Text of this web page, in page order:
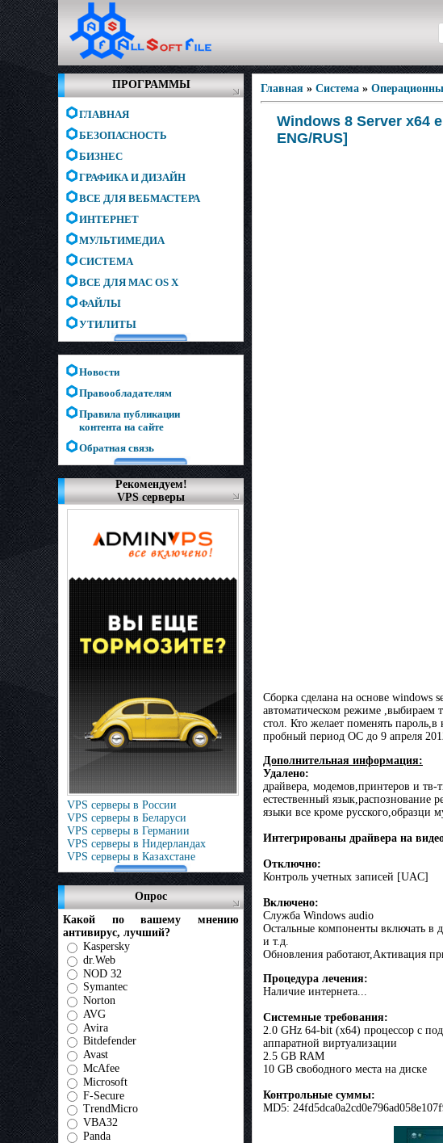
ПРОГРАММЫ
ГЛАВНАЯ
БЕЗОПАСНОСТЬ
БИЗНЕС
ГРАФИКА И ДИЗАЙН
ВСЕ ДЛЯ ВЕБМАСТЕРА
ИНТЕРНЕТ
МУЛЬТИМЕДИА
СИСТЕМА
ВСЕ ДЛЯ MAC OS X
ФАЙЛЫ
УТИЛИТЫ
Новости
Правообладателям
Правила публикации
контента на сайте
Обратная связь
Рекомендуем!
VPS серверы
VPS серверы в России
VPS серверы в Беларуси
VPS серверы в Германии
VPS серверы в Нидерландах
VPS серверы в Казахстане
Опрос
Какой по вашему мнению
антивирус, лучший?
Kaspersky
dr.Web
NOD 32
Symantec
Norton
AVG
Avira
Bitdefender
Avast
McAfee
Microsoft
F-Secure
TrendMicro
VBA32
Panda
Главная » Система »
Windows 8 Server x64
ENG/RUS]
Сборка сделана на основе windows
автоматическом режиме ,выбираем
стол. Кто желает поменять
пробный период ОС до 9 апреля
Дополнительная информация:
Удалено:
драйвера, модемов,принтеров и тв-
естественный язык,распознование
языки все кроме русского,образци
Интегрированы драйвера на
Отключно:
Контроль учетных записей [UAC]
Включено:
Служба Windows audio
Остальные компоненты включать в
и т.д.
Обновления работают,Активация
Процедура лечения:
Наличие интернета...
Системные требования:
2.0 GHz 64-bit (x64) процессор с
аппаратной виртуализации
2.5 GB RAM
10 GB свободного места на диске
Контрольные суммы:
MD5: